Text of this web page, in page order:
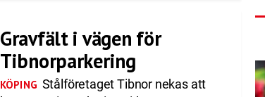
Gravfält i vägen för
Tibnorparkering
KÖPING Stålföretaget Tibnor nekas att